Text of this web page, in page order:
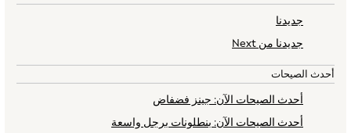
Leggings, Joggers & Shorts
Swim
T-Shirts & Vests
Sneakers
adidas
All Girls Brands
adidas
جديدنا
جديدنا من Next
أحدث الصيحات
أحدث الصيحات الآن: جينز فضفاض
أحدث الصيحات الآن: بنطلونات برجل واسعة